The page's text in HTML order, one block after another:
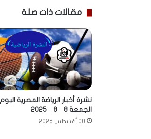
مقالات ذات صلة
نشرة أخبار الرياضة المصرية اليوم
الجمعة 8 – 8 – 2025
08 أغسطس 2025